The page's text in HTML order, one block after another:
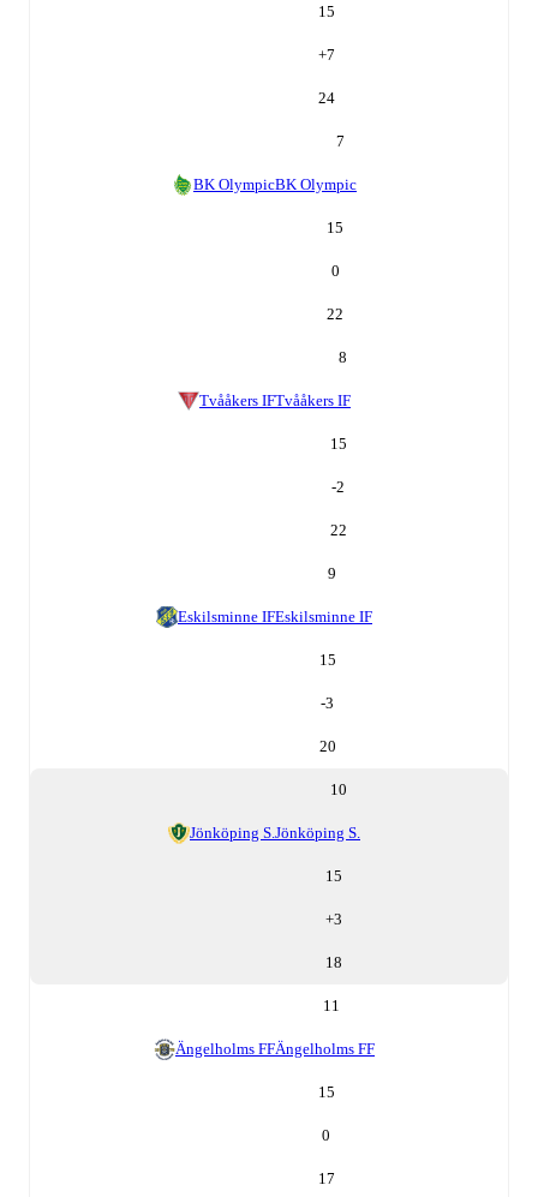
15
+7
24
7
BK OlympicBK Olympic
15
0
22
8
Tvååkers IFTvååkers IF
15
-2
22
9
Eskilsminne IFEskilsminne IF
15
-3
20
10
Jönköping S. Jönköping S.
15
+3
18
11
Ängelholms FFÄngelholms FF
15
0
17